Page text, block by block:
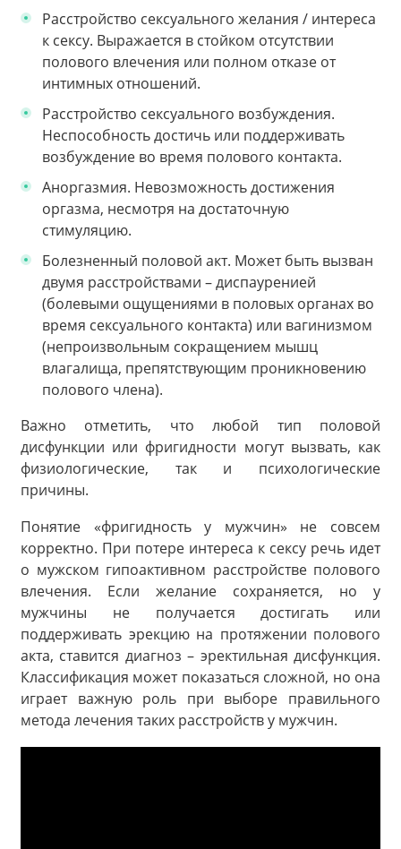
Расстройство сексуального желания / интереса
к сексу. Выражается в стойком отсутствии
полового влечения или полном отказе от
интимных отношений.
Расстройство сексуального возбуждения.
Неспособность достичь или поддерживать
возбуждение во время полового контакта.
Аноргазмия. Невозможность достижения
оргазма, несмотря на достаточную
стимуляцию.
Болезненный половой акт. Может быть вызван
двумя расстройствами – диспауренией
(болевыми ощущениями в половых органах во
время сексуального контакта) или вагинизмом
(непроизвольным сокращением мышц
влагалища, препятствующим проникновению
полового члена).
Важно отметить, что любой тип половой
дисфункции или фригидности могут вызвать, как
физиологические, так и психологические
причины.
Понятие «фригидность у мужчин» не совсем
корректно. При потере интереса к сексу речь идет
о мужском гипоактивном расстройстве полового
влечения. Если желание сохраняется, но у
мужчины не получается достигать или
поддерживать эрекцию на протяжении полового
акта, ставится диагноз – эректильная дисфункция.
Классификация может показаться сложной, но она
играет важную роль при выборе правильного
метода лечения таких расстройств у мужчин.